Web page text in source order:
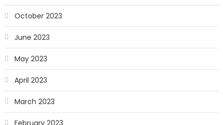
October 2023
June 2023
May 2023
April 2023
March 2023
February 2023